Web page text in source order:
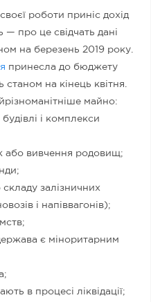
роботи приніс дохід
— про це свідчать дані
на березень 2019 року.
принесла до бюджету
на кінець квітня.
майно:
і комплекси
або вивчення родовищ;
залізничних
і напіввагонів);
є міноритарним
в процесі ліквідації;